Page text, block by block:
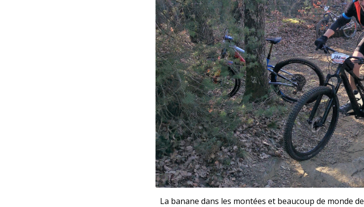
La banane dans les montées et beaucoup de monde